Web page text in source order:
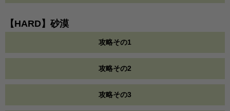
【HARD】砂漠
攻略その1
攻略その2
攻略その3